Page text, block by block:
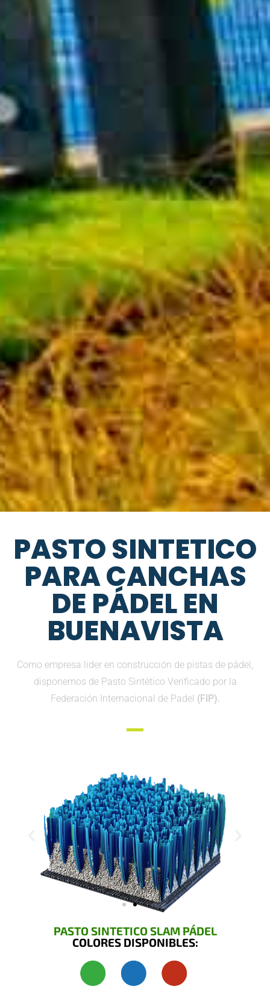
PASTO SINTETICO
PARA CANCHAS
DE PÁDEL EN
BUENAVISTA
Como empresa lider en construcción de pistas de pádel,
disponemos de Pasto Sintético Verificado por la
Federación Internacional de Padel (FIP).
PASTO SINTETICO SLAM PÁDEL
COLORES DISPONIBLES: